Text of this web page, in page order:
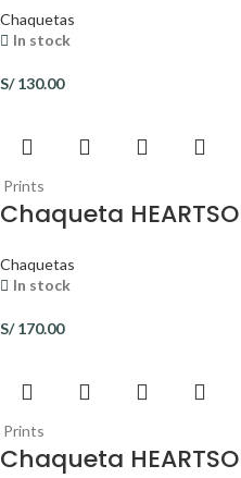
Chaquetas
In stock
S/130.00
Prints
Chaqueta
Chaquetas
In stock
S/170.00
Prints
Chaqueta